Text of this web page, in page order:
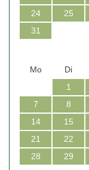
24
25
31
Mo
Di
1
7
8
14
15
21
22
28
29